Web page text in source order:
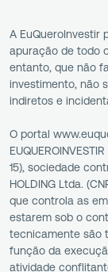
A EuQueroInvestir
apuração de todo
entanto, que não
investimento, não
indiretos e
O portal
15), sociedade
HOLDING Ltda.
que controla as
estarem sob o
tecnicamente são
função da
atividade